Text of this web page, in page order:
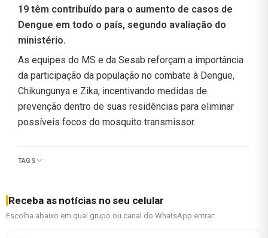
19 têm contribuído para o aumento de casos de
Dengue em todo o país, segundo avaliação do
ministério.
As equipes do MS e da Sesab reforçam a importância
da participação da população no combate à Dengue,
Chikungunya e Zika, incentivando medidas de
prevenção dentro de suas residências para eliminar
possíveis focos do mosquito transmissor.
TAGS
Receba as notícias no seu celular
Escolha abaixo em qual grupo ou canal do WhatsApp entrar: